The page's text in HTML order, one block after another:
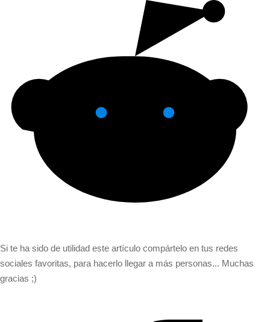
Si te ha sido de utilidad este artículo compártelo en tus redes
sociales favoritas, para hacerlo llegar a más personas... Muchas
gracias ;)